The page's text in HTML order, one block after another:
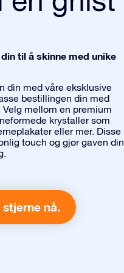
til å skinne med unike
din med våre eksklusive
bestillingen din med
mellom en premium
krystaller som
eller mer. Disse
touch og gjør gaven din
stjerne nå.